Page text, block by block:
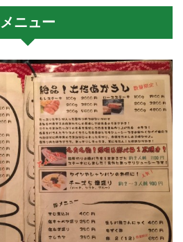
メニュー